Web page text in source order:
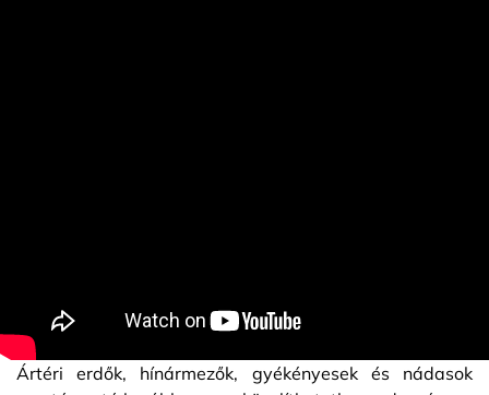
Ártéri erdők, hínármezők, gyékényesek és nádasok